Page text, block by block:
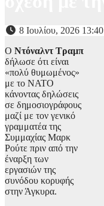
8 Ιουλίου, 2026 13:40
Ο Ντόναλντ Τραμπ
δήλωσε ότι είναι
«πολύ θυμωμένος»
με το ΝΑΤΟ
κάνοντας δηλώσεις
σε δημοσιογράφους
μαζί με τον γενικό
γραμματέα της
Συμμαχίας Μαρκ
Ρούτε πριν από την
έναρξη των
εργασιών της
συνόδου κορυφής
στην Άγκυρα.